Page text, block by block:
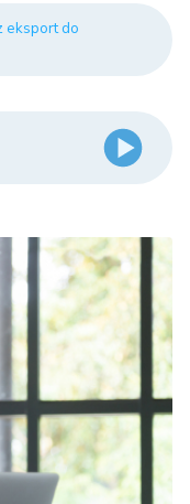
eksport do